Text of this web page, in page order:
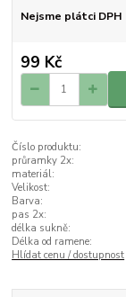
Nejsme plátci DPH
99 Kč
Číslo produktu:
průramky 2x:
materiál:
Velikost:
Barva:
pas 2x:
délka sukně:
Délka od ramene:
Hlídat cenu / dostupnost